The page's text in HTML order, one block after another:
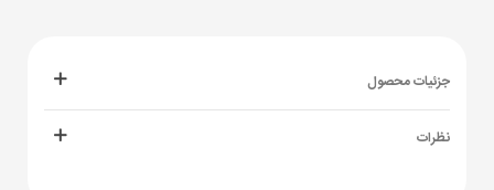
جزئیات محصول
نظرات